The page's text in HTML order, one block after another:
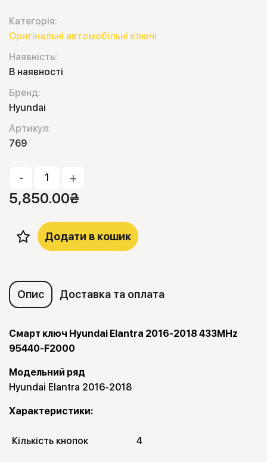
Категорія:
Оригінальні автомобільні ключі
Наявність:
В наявності
Бренд:
Hyundai
Артикул:
769
- +
5,850.00₴
Додати в кошик
Опис Доставка та оплата
Смарт ключ Hyundai Elantra 2016-2018 433MHz
95440-F2000
Модельний ряд
Hyundai Elantra 2016-2018
Характеристики:
Кількість кнопок 4